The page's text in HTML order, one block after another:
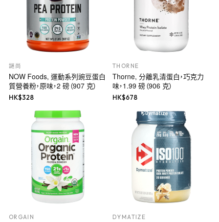
謎尚
NOW Foods, 運動系列豌豆蛋白
質營養粉，原味，2 磅（907 克）
HK$328
THORNE
Thorne, 分離乳清蛋白，巧克力
味，1.99 磅（906 克）
HK$678
ORGAIN DYMATIZE